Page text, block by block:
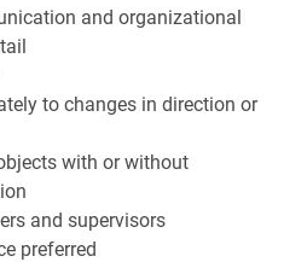
and organizational
to changes in direction or
with or without
and supervisors
preferred